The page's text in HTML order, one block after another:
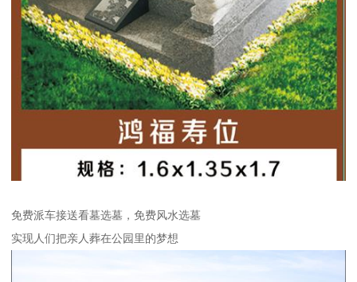
免费派车接送看墓选墓，免费风水选墓
实现人们把亲人葬在公园里的梦想